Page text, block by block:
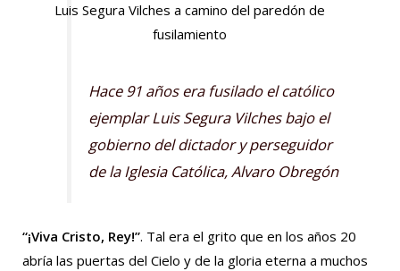
Luis Segura Vilches a camino del paredón de
fusilamiento
Hace 91 años era fusilado el católico
ejemplar Luis Segura Vilches bajo el
gobierno del dictador y perseguidor
de la Iglesia Católica, Alvaro Obregón
“¡Viva Cristo, Rey!”. Tal era el grito que en los años 20
abría las puertas del Cielo y de la gloria eterna a muchos